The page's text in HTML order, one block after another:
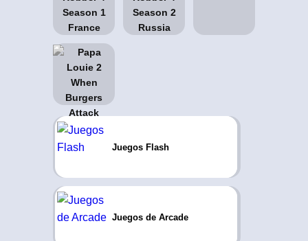
Juegos Flash
Juegos de Arcade